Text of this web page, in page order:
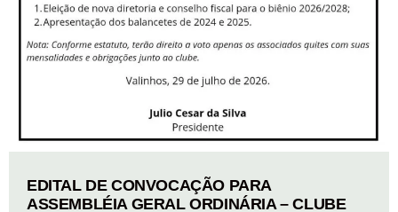
EDITAL DE CONVOCAÇÃO PARA
ASSEMBLÉIA GERAL ORDINÁRIA – CLUBE